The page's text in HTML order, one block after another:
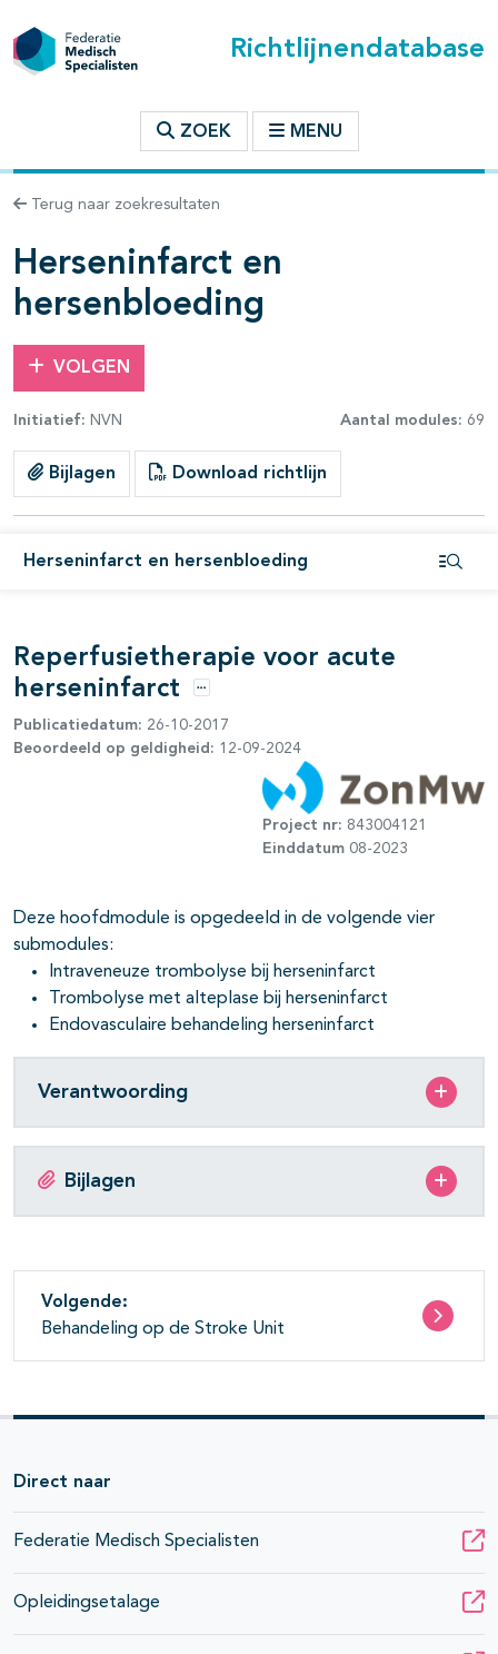
Richtlijnendatabase
ZOEK MENU
Terug naar zoekresultaten
Herseninfarct en
hersenbloeding
VOLGEN
Initiatief: NVN Aantal modules: 69
Bijlagen Download richtlijn
Herseninfarct en hersenbloeding
binnen deze richtlijn
open- en dichtklappen
open- en dichtklappen
open- en dichtklappen
open- en dichtklappen
Reperfusietherapie voor acute
herseninfarct
Opties
Publicatiedatum: 26-10-2017
Beoordeeld op geldigheid: 12-09-2024
Project nr: 843004121
Einddatum 08-2023
Deze hoofdmodule is opgedeeld in de volgende vier
submodules:
Intraveneuze trombolyse bij herseninfarct
Trombolyse met alteplase bij herseninfarct
Endovasculaire behandeling herseninfarct
Verantwoording
Bijlagen
Volgende:
Behandeling op de Stroke Unit
Direct naar
Federatie Medisch Specialisten
Opleidingsetalage